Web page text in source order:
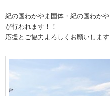
紀の国わかやま国体・紀の国わか
が行われます！！
応援とご協力よろしくお願いします